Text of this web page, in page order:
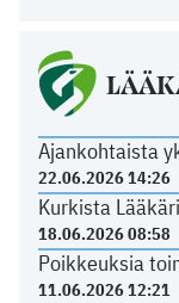
Ajankohtaista
22.06.2026 14:26
Kurkista
18.06.2026 08:58
Poikkeuksia
11.06.2026 12:21